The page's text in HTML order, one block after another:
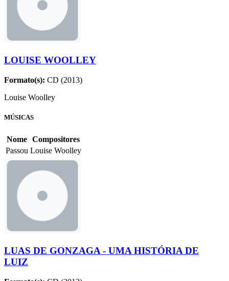
LOUISE WOOLLEY
Formato(s): CD (2013)
Louise Woolley
MÚSICAS
Nome Compositores
Passou Louise Woolley
LUAS DE GONZAGA - UMA HISTÓRIA DE
LUIZ